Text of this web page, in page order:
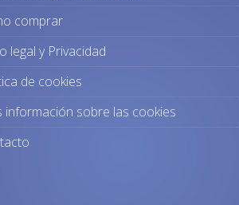
comprar
legal y Privacidad
de cookies
información sobre las cookies